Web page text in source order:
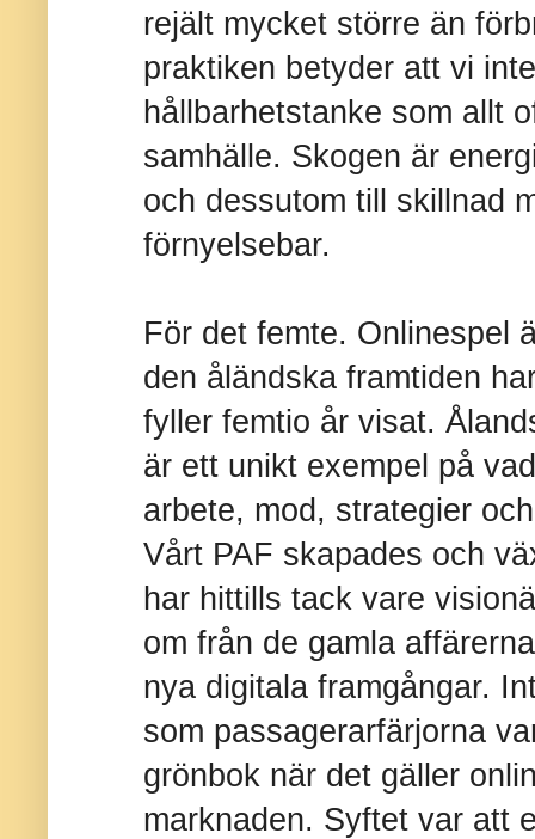
rejält mycket större än
praktiken betyder att vi
hållbarhetstanke som allt
samhälle. Skogen är
och dessutom till skillnad
förnyelsebar.
För det femte. Onlinespel
den åländska framtiden
fyller femtio år visat.
är ett unikt exempel på
arbete, mod, strategier
Vårt PAF skapades och
har hittills tack vare
om från de gamla
nya digitala framgångar.
som passagerarfärjorna
grönbok när det gäller
marknaden. Syftet var att